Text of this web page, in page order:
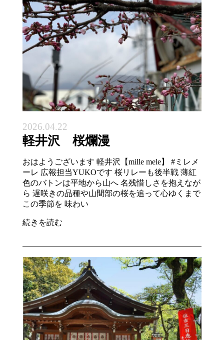
2026.04.22
軽井沢 桜爛漫
おはようございます 軽井沢【mille mele】 #ミレメ
ーレ 広報担当YUKOです 桜リレーも後半戦 薄紅
色のバトンは平地から山へ 名残惜しさを抱えなが
ら 遅咲きの品種や山間部の桜を追って心ゆくまで
この季節を 味わい
続きを読む